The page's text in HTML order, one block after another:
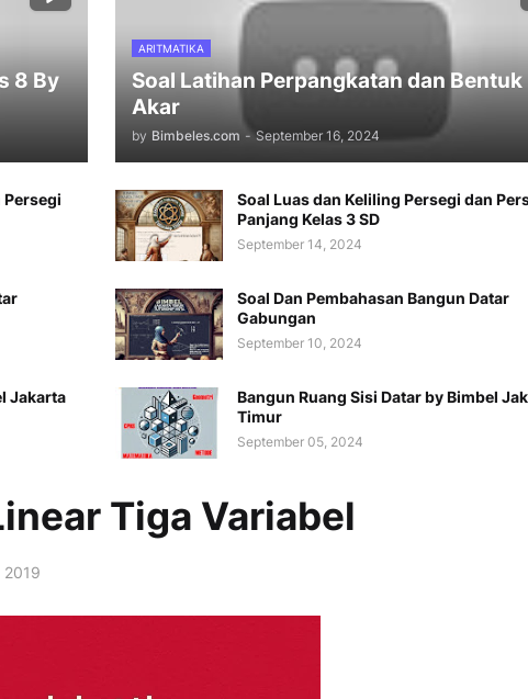
8 By
Persegi
Jakarta
ARITMATIKA
Soal Latihan Perpangkatan dan Bentuk
Akar
by Bimbeles.com - September 16, 2024
Soal Luas dan Keliling Persegi dan
Panjang Kelas 3 SD
September 14, 2024
Soal Dan Pembahasan Bangun Datar
Gabungan
September 10, 2024
Bangun Ruang Sisi Datar by Bimbel
Timur
September 05, 2024
Tiga Variabel
2019